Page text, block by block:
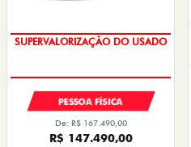
PESSOA FÍSICA
De: R$ 167.490,00
R$ 147.490,00